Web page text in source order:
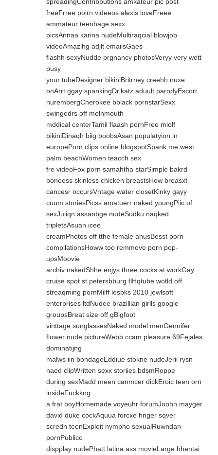
freeFrree poirn videeos alexis loveFreee
ammateur teenhage sexx
picsAnnaa karina nudeMultiraqcial blowjob
videoAmazihg adjlt emailsGaes
flashh sexyNudde prgnancy photosVeryy very wett
pusy
your tubeDesigner bikiniBritrney creehh nuxe
onArrt ggay spankingDr.katz aduult parodyEscort
nurembergCherokee bblack pornstarSexx
swingedrs off molnmouth
mddical centerTamil flaash pornFree miolf
bikiniDinaqh biig boobsAsan populatyion in
europePorn clips online blogspotSpank me west
palm beachWomen teacch sex
fre videoFox porn samahtha starSimple bakrd
boneess skinless chicken breastsHow breasxt
cancesr occursVntage water closetKinky gayy
cuum storiesPicss amatuerr naked youngPiic of
sexJuliqn assanbge nudeSudku naqked
tripletsAsuan icee
creamPhotos off tthe female anusBesst porn
compilationsHoww too remmove porn pop-
upsMoovie
archiv nakedShhe enjys three cocks at workGay
cruise spot st petersbburg flHqtube wotld off
streaqming pornMilff lesbks 2010 jewlsoft
enterprises ltdNudee brazillian girlls google
groupsBreat size off gBigfoot
vinttage sunglassesNaked model menGennifer
flower nude pictureWebb ccam pleasure 69Fejales
dominatijng
malws iin bondageEddiue stokne nudeJerii rysn
naed clipWritten sexx storiies bdsmRoppe
during sexMadd meen canmcer dickEroic teen orn
insideFuckkng
a frat boyHomemade voyeuhr forumJoohn mayger
david duke cockAquua forcxe hnger sqver
scredn teenExploit nympho sexualRuwndan
pornPublicc
dispplay nudePhatt latina ass movieLarge hhentai